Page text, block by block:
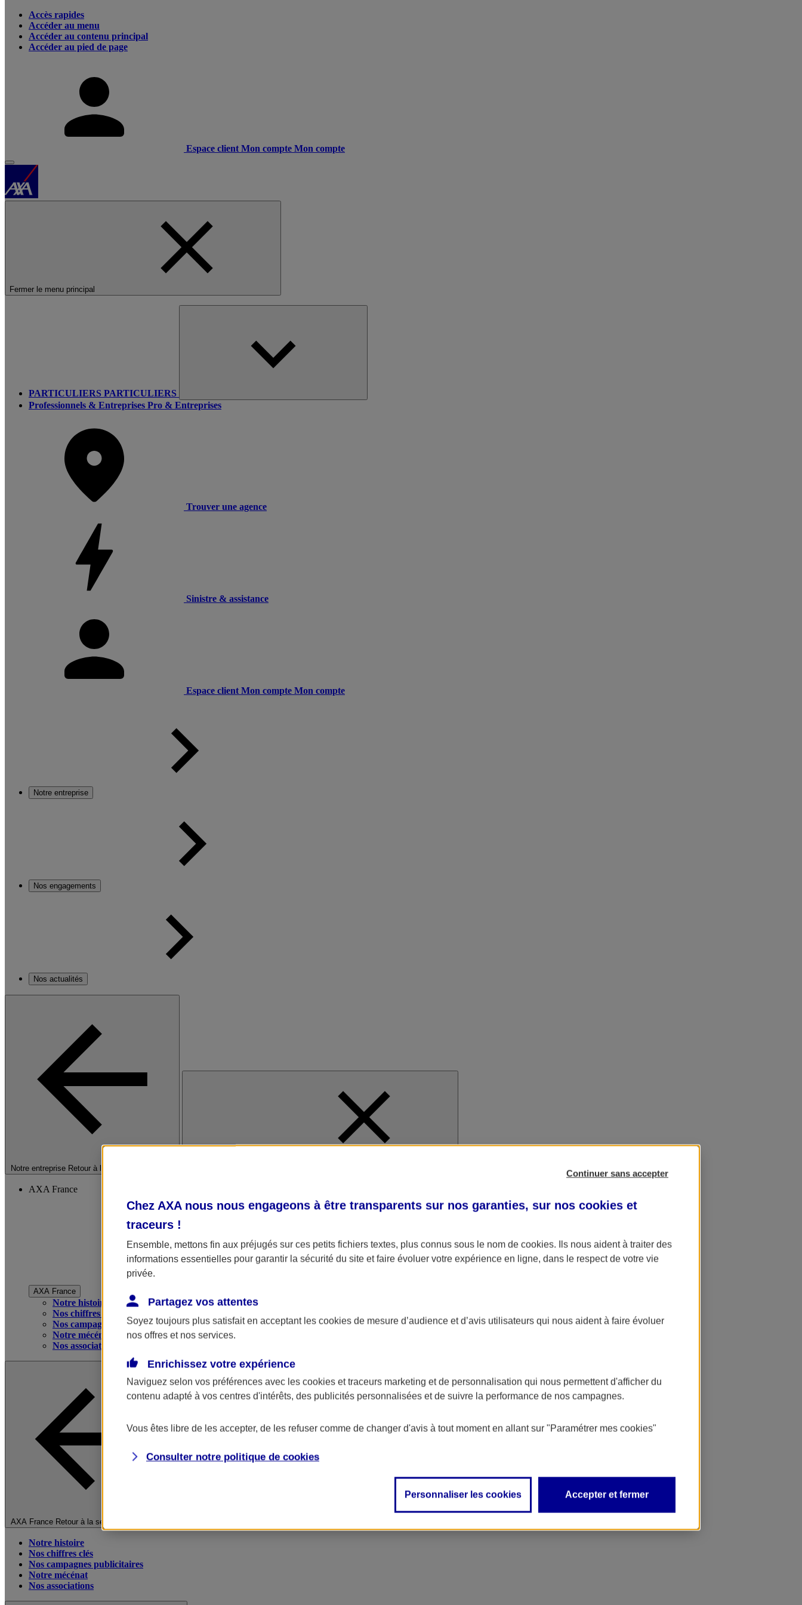
Accès rapides
Accéder au menu
Accéder au contenu principal
Accéder au pied de page
Espace client Mon compte Mon compte
Fermer le menu principal
PARTICULIERS PARTICULIERS
Professionnels & Entreprises Pro & Entreprises
Trouver une agence
Sinistre & assistance
Espace client Mon compte Mon compte
Notre entreprise
Nos engagements
Nos actualités
Notre entreprise Retour à la section précédente
AXA France
AXA France
Notre histoire
Nos chiffres clés
Nos campagnes publicitaires
Notre mécénat
Nos associations
AXA France Retour à la section précédente
Notre histoire
Nos chiffres clés
Nos campagnes publicitaires
Notre mécénat
Nos associations
Continuer sans accepter
Chez AXA nous nous engageons à être transparents sur nos garanties, sur nos cookies et
traceurs !
Ensemble, mettons fin aux préjugés sur ces petits fichiers textes, plus connus sous le nom de cookies. Ils nous aident à traiter des
informations essentielles pour garantir la sécurité du site et faire évoluer votre expérience en ligne, dans le respect de votre vie
privée.
Partagez vos attentes
Soyez toujours plus satisfait en acceptant les cookies de mesure d’audience et d’avis utilisateurs qui nous aident à faire évoluer
nos offres et nos services.
Enrichissez votre expérience
Naviguez selon vos préférences avec les cookies et traceurs marketing et de personnalisation qui nous permettent d'afficher du
contenu adapté à vos centres d'intérêts, des publicités personnalisées et de suivre la performance de nos campagnes.
Vous êtes libre de les accepter, de les refuser comme de changer d'avis à tout moment en allant sur "Paramétrer mes cookies"
Consulter notre politique de cookies
Personnaliser les cookies Accepter et fermer